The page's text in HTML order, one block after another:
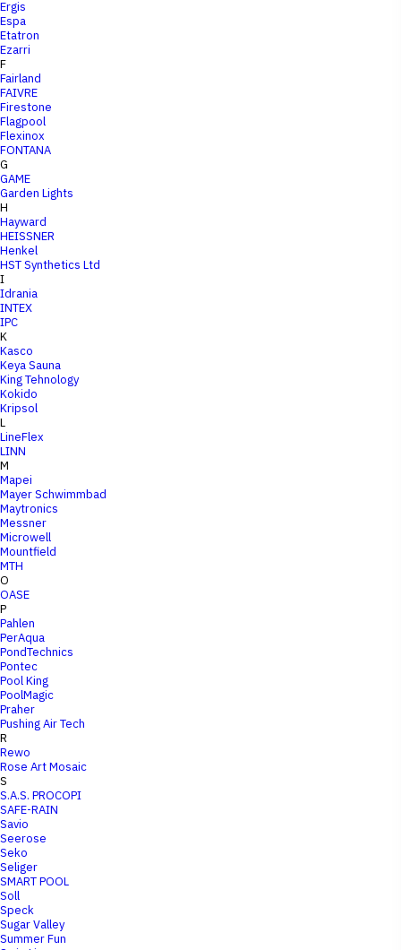
Ergis
Espa
Etatron
Ezarri
F
Fairland
FAIVRE
Firestone
Flagpool
Flexinox
FONTANA
G
GAME
Garden Lights
H
Hayward
HEISSNER
Henkel
HST Synthetics Ltd
I
Idrania
INTEX
IPC
K
Kasco
Keya Sauna
King Tehnology
Kokido
Kripsol
L
LineFlex
LINN
M
Mapei
Mayer Schwimmbad
Maytronics
Messner
Microwell
Mountfield
MTH
O
OASE
P
Pahlen
PerAqua
PondTechnics
Pontec
Pool King
PoolMagic
Praher
Pushing Air Tech
R
Rewo
Rose Art Mosaic
S
S.A.S. PROCOPI
SAFE-RAIN
Savio
Seerose
Seko
Seliger
SMART POOL
Soll
Speck
Sugar Valley
Summer Fun